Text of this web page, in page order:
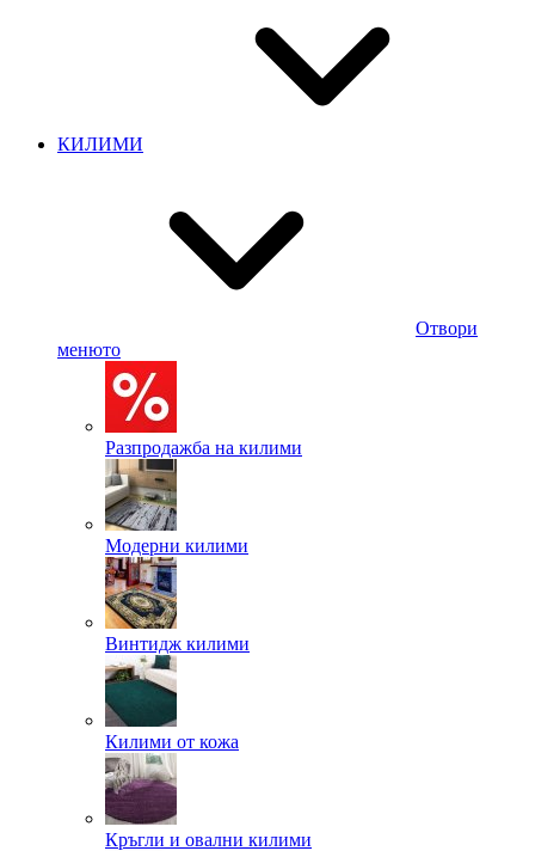
КИЛИМИ
Отвори
менюто
Разпродажба на килими
Модерни килими
Винтидж килими
Килими от кожа
Кръгли и овални килими